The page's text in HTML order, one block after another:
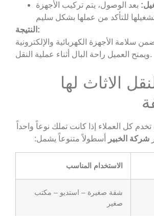
بعد الوصول، يتم تركيب الأجهزة
النتيجة:
سلامة الأجهزة الكهربائية والإلكترونية
ويمنح العميل راحة البال أثناء عملية النقل.
الاثاث لها
كل العملاء إذا كانت تملك نوعاً واحداً
شركة الخبير أسطولاً متنوعاً يشمل:
الاستخدام المناسب
شقة صغيرة – استديو – مكتب
صغير